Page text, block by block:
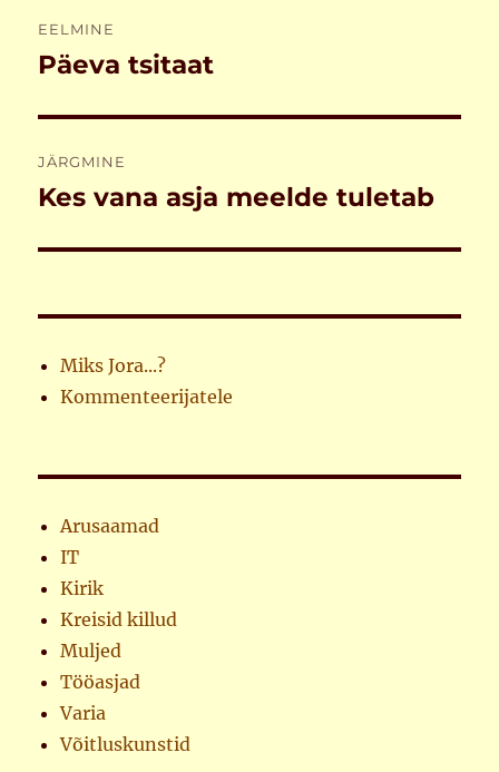
EELMINE
Eelmine
Päeva tsitaat
JÄRGMINE
Järgmine
Kes vana asja meelde tuletab
Miks Jora...?
Kommenteerijatele
Arusaamad
IT
Kirik
Kreisid killud
Muljed
Tööasjad
Varia
Võitluskunstid